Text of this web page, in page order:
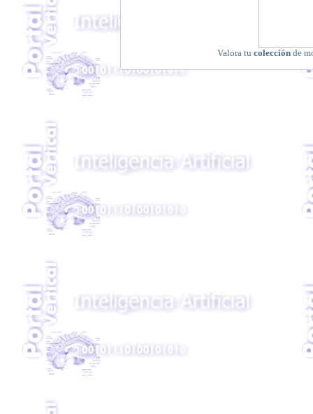
Valora tu colección de